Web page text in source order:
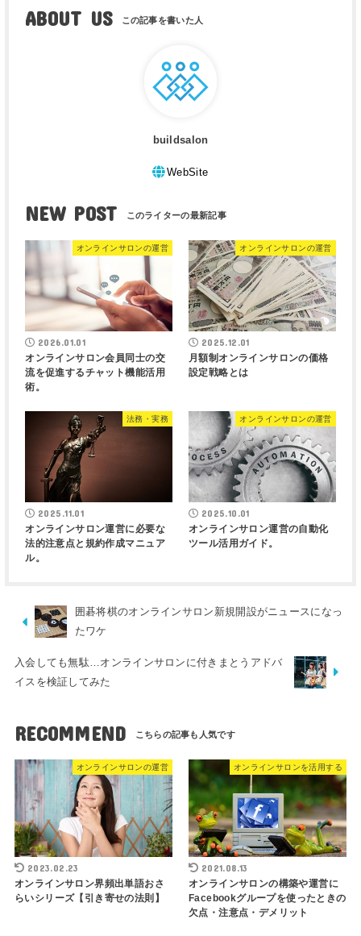
ABOUT US
buildsalon
WebSite
NEW POST
オンラインサロンの運営
2026.01.01
オンラインサロン会員同士の交
流を促進するチャット機能活用
術。
オンラインサロンの運営
2025.12.01
月額制オンラインサロンの価格
設定戦略とは
法務・実務
2025.11.01
オンラインサロン運営に必要な
法的注意点と規約作成マニュア
ル。
オンラインサロンの運営
2025.10.01
オンラインサロン運営の自動化
ツール活用ガイド。
囲碁将棋のオンラインサロン新規開設がニュースになっ
たワケ
入会しても無駄…オンラインサロンに付きまとうアドバ
イスを検証してみた
RECOMMEND
オンラインサロンの運営
2023.02.23
オンラインサロン界頻出単語おさ
らいシリーズ【引き寄せの法則】
オンラインサロンを活用する
2021.08.13
オンラインサロンの構築や運営に
Facebookグループを使ったときの
欠点・注意点・デメリット